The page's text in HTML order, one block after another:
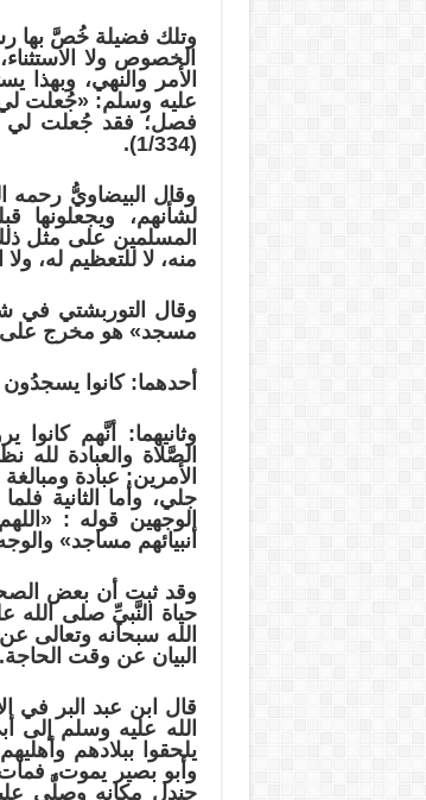
وتلك فضيلة خُصَّ بها
الخصوص ولا
الأمر والنهي، وبهذا
عليه وسلم: «جُعلت لي
فصل؛ فقد جُعلت لي
(1/334).
وقال البيضاويُّ رحمه
لشأنهم، ويجعلونها
المسلمين على مثل
منه، لا للتعظيم له،
وقال التوربشتي في
مسجد» هو مخرج
أحدهما: كانوا يسجدُون
وثانيهما: أنَّهم
الصَّلاة والعبادة
الأمرين: عبادة
جلي، وأما الثانية
الوجهين قوله :
أنبيائهم مساجد»
وقد ثبت أن بعض
حياة النَّبيِّ صلى الله
الله سبحانه وتعالى
البيان عن وقت الحاجة.
الله عليه وسلم إلى
يلحقوا ببلادهم
وأبو بصير يموت،
جندل مكانه وصلَّى